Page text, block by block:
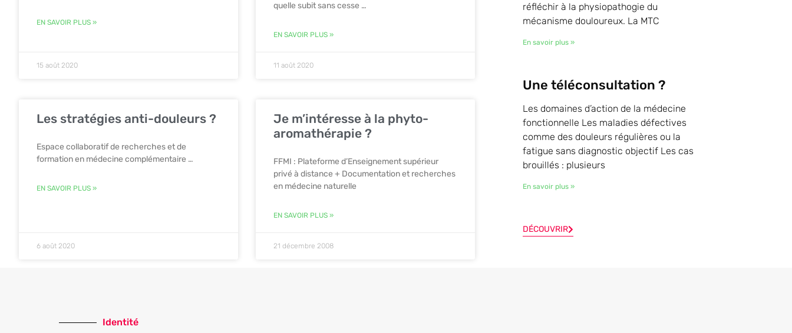
EN SAVOIR PLUS »
15 août 2020
quelle subit sans cesse …
EN SAVOIR PLUS »
11 août 2020
Les stratégies anti-douleurs ?
Espace collaboratif de recherches et de
formation en médecine complémentaire …
EN SAVOIR PLUS »
6 août 2020
Je m’intéresse à la phyto-
aromathérapie ?
FFMI : Plateforme d’Enseignement supérieur
privé à distance + Documentation et recherches
en médecine naturelle
EN SAVOIR PLUS »
21 décembre 2008
réfléchir à la physiopathogie du
mécanisme douloureux. La MTC
En savoir plus »
Une téléconsultation ?
Les domaines d’action de la médecine
fonctionnelle Les maladies défectives
comme des douleurs régulières ou la
fatigue sans diagnostic objectif Les cas
brouillés : plusieurs
En savoir plus »
DÉCOUVRIR
Identité